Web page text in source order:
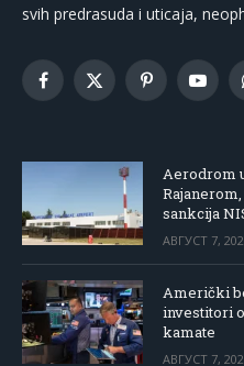
svih predrasuda i uticaja,
Facebook
X
Pinterest
Aerodrom
sankcija
АВГУСТ 7,
Američki
investitori
kamate
АВГУСТ 7,